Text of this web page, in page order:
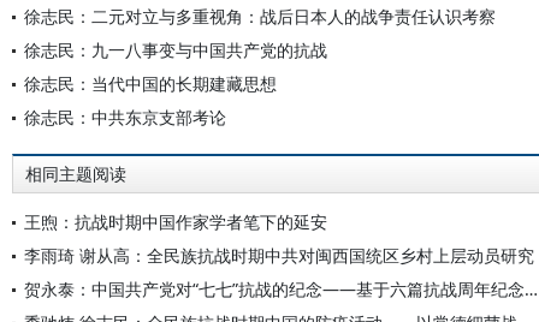
徐志民：二元对立与多重视角：战后日本人的战争责任认识考察
徐志民：九一八事变与中国共产党的抗战
徐志民：当代中国的长期建藏思想
徐志民：中共东京支部考论
相同主题阅读
王煦：抗战时期中国作家学者笔下的延安
李雨琦 谢从高：全民族抗战时期中共对闽西国统区乡村上层动员研究
贺永泰：中国共产党对“七七”抗战的纪念——基于六篇抗战周年纪念宣言的分析